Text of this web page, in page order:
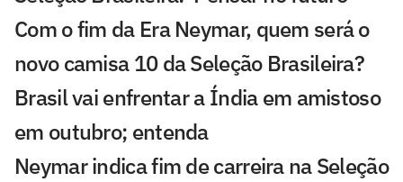
Com o fim da Era Neymar, quem será o
novo camisa 10 da Seleção Brasileira?
Brasil vai enfrentar a Índia em amistoso
em outubro; entenda
Neymar indica fim de carreira na Seleção